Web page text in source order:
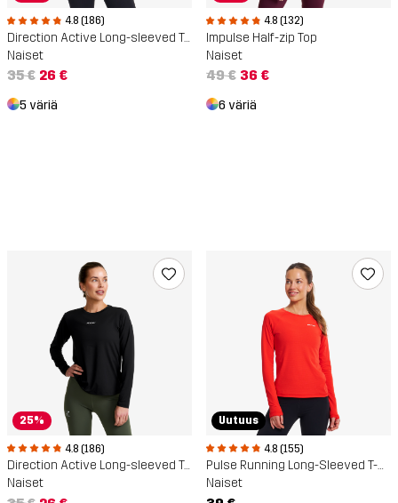
4.8 (186)
Direction Active Long-sleeved T-shirt
Naiset
35 € 26 €
5 väriä
4.8 (132)
Impulse Half-zip Top
Naiset
49 € 36 €
6 väriä
25%
4.8 (186)
Direction Active Long-sleeved T-shirt
Naiset
Uutuus
4.8 (155)
Pulse Running Long-Sleeved T-Shirt
Naiset